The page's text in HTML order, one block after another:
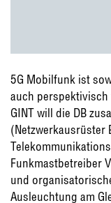
5G Mobilfunk ist
auch
GINT will die DB
(Netzwerkausrüster
Funkmastbetreiber
und
Ausleuchtung am